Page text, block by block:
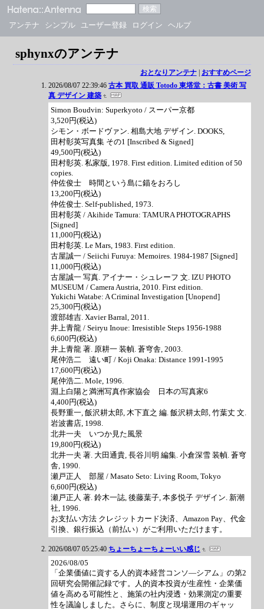
アンテナ シンプル ユーザー登録 ログイン ヘルプ
sphynxのアンテナ
おとなりアンテナ| おすすめページ
2026/08/07 22:39:46 古本 買取 通販 Totodo 東塔堂：古書 美術 写
真 デザイン 建築
Simon Boudvin: Superkyoto / スーパー京都
3,520円(税込)
シモン・ボードヴァン. 相島大地 デザイン. DOOKS,
田村彰英写真集 その1 [Inscribed & Signed]
49,500円(税込)
田村彰英. 私家版, 1978. First edition. Limited edition of 50
copies.
仲佐俊士 時間という島に錨をおろし
13,200円(税込)
仲佐俊士. Self-published, 1973.
田村彰英 / Akihide Tamura: TAMURA PHOTOGRAPHS
[Signed]
11,000円(税込)
田村彰英. Le Mars, 1983. First edition.
古屋誠一 / Seiichi Furuya: Memoires. 1984-1987 [Signed]
11,000円(税込)
古屋誠一 写真. アイナー・シュレーフ 文. IZU PHOTO
MUSEUM / Camera Austria, 2010. First edition.
Yukichi Watabe: A Criminal Investigation [Unopend]
25,300円(税込)
渡部雄吉. Xavier Barral, 2011.
井上青龍 / Seiryu Inoue: Irresistible Steps 1956-1988
6,600円(税込)
井上青龍 著. 原耕一 装幀. 蒼穹舎, 2003.
尾仲浩二 遠い町 / Koji Onaka: Distance 1991-1995
17,600円(税込)
尾仲浩二. Mole, 1996.
淵上白陽と満洲写真作家協会 日本の写真家6
4,400円(税込)
長野重一, 飯沢耕太郎, 木下直之 編. 飯沢耕太郎, 竹葉丈 文.
岩波書店, 1998.
北井一夫 いつか見た風景
19,800円(税込)
北井一夫 著. 大田通貴, 長谷川明 編集. 小倉深雪 装幀. 蒼穹
舎, 1990.
瀬戸正人 部屋 / Masato Seto: Living Room, Tokyo
6,600円(税込)
瀬戸正人 著. 鈴木一誌, 後藤葉子, 本多悦子 デザイン. 新潮
社, 1996.
お支払い方法 クレジットカード決済、Amazon Pay、代金
引換、銀行振込（前払い）がご利用いただけます。
2026/08/07 05:25:40 ちょーちょーちょーいい感じ
2026/08/05
「企業価値に資する人的資本経営コンソ―シアム」の第2
回研究会開催記録です。人的資本投資が生産性・企業価
値を高める可能性と、施策の社内浸透・効果測定の重要
性を議論しました。さらに、制度と現場運用のギャッ